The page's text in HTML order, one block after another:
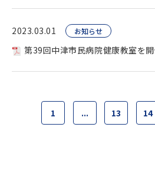
2023.03.01 お知らせ
第39回中津市民病院健康教室を開
1 ... 13 14